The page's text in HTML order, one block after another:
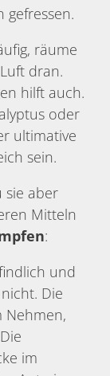
räume
dran.
hilft auch.
oder
ultimative
sein.
sie aber
Mitteln
:
und
Die
im